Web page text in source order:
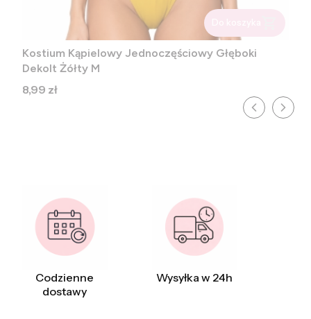
Kostium Kąpielowy Jednoczęściowy Głęboki
Dekolt Żółty M
Cena
8,99 zł
Codzienne
dostawy
Wysyłka w 24h